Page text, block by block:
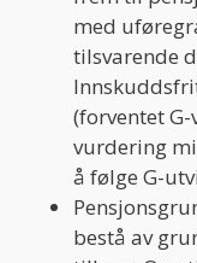
med
tilsvarende
(forventet
vurdering
å følge G-
bestå av